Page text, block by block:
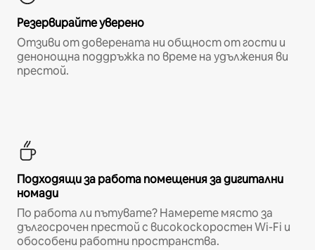
Резервирайте уверено
Отзиви от доверената ни общност от гости и
денонощна поддръжка по време на удължения ви
престой.
Подходящи за работа помещения за дигитални
номади
По работа ли пътувате? Намерете място за
дългосрочен престой с високоскоростен Wi-Fi и
обособени работни пространства.